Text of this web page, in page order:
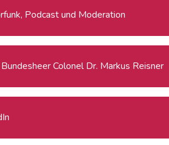
Podcast und Moderation
Colonel Dr. Markus Reisner